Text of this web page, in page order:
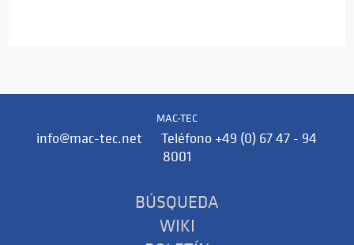
MAC-TEC
info@mac-tec.net Teléfono +49 (0) 67 47 - 94
8001
BÚSQUEDA
WIKI